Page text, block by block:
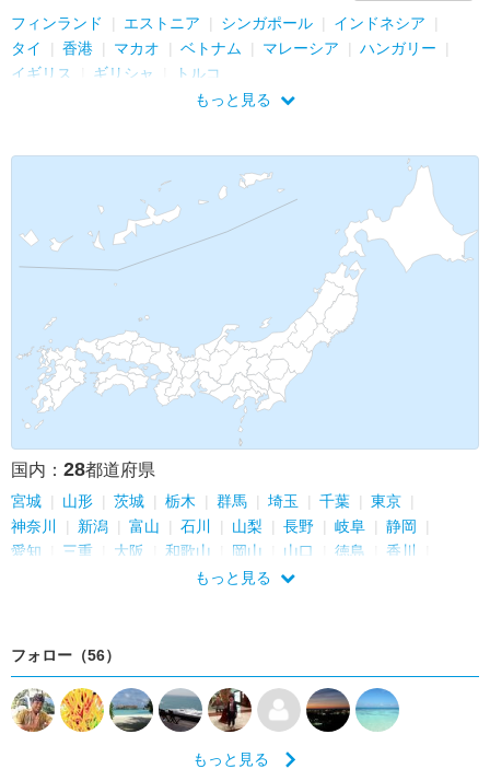
フィンランド エストニア シンガポール
インドネシア
タイ
香港 マカオ ベトナム マレーシア
ハンガリー
イギリス
ギリシャ
トルコ
もっと見る
国内： 28都道府県
宮城 山形 茨城 栃木 群馬 埼玉 千葉
東京
神奈川
新潟 富山 石川 山梨 長野 岐阜
静岡
愛知
三重 大阪 和歌山 岡山 山口 徳島
香川
もっと見る
フォロー（56）
もっと見る